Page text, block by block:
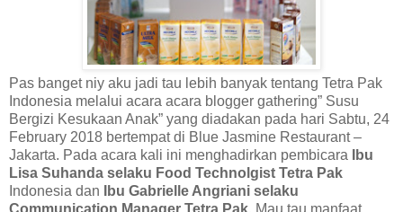
Pas banget niy aku jadi tau lebih banyak tentang Tetra Pak
Indonesia melalui acara acara blogger gathering” Susu
Bergizi Kesukaan Anak” yang diadakan pada hari Sabtu, 24
February 2018 bertempat di Blue Jasmine Restaurant –
Jakarta. Pada acara kali ini menghadirkan pembicara
Ibu
Lisa Suhanda selaku Food Technolgist Tetra Pak
Indonesia dan
Ibu Gabrielle Angriani selaku